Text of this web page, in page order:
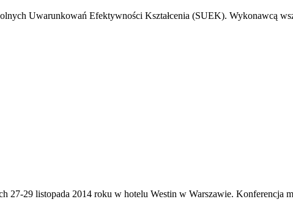
Uwarunkowań Efektywności Kształcenia (SUEK). Wykonawcą
27-29 listopada 2014 roku w hotelu Westin w Warszawie. Konferencja